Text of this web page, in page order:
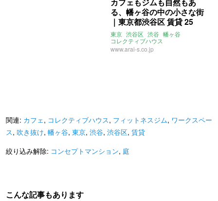
る、幡ヶ谷の中の小さな街
｜東京都渋谷区 賃貸 25
㎡〜
東京 渋谷区 渋谷 幡ヶ谷
コレクティブハウス
コンセプトマンション
フィットネスジム
www.arai-s.co.jp
関連: カフェ, コレクティブハウス, フィットネスジム, ワークスペー
ス, 吹き抜け, 幡ヶ谷, 東京, 渋谷, 渋谷区, 賃貸
絞り込み解除: コンセプトマンション, 庭
こんな記事もあります